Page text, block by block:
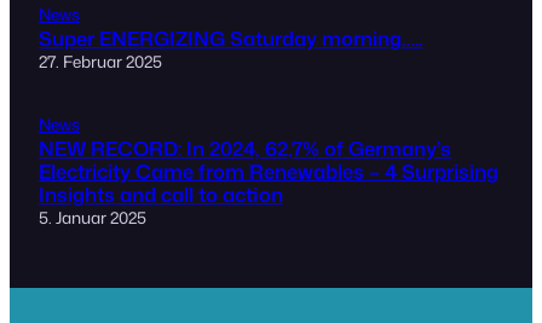
News
Super ENERGIZING Saturday morning…..
27. Februar 2025
News
NEW RECORD: In 2024, 62,7% of Germany’s
Electricity Came from Renewables – 4 Surprising
Insights and call to action
5. Januar 2025